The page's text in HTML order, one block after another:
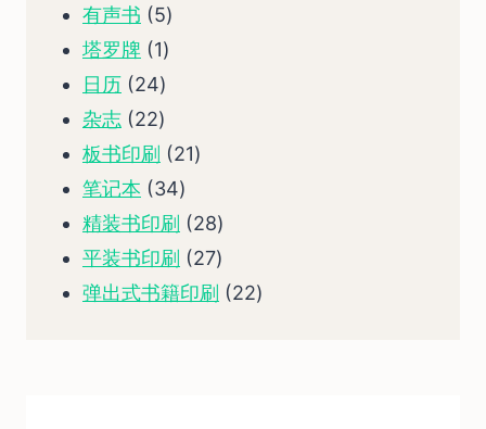
产
品
个
产
有声书 55
个
塔罗牌 11
个
产
品
日历 2424
个
产
品
杂志 2222
个
产
品
板书印刷 2121
产
品
笔记本 3434
个
产
品
精装书印刷 2828
个
产
平装书印刷 2727
个
弹出式书籍印刷 2222